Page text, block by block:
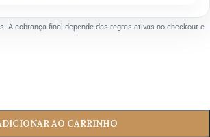
A cobrança final depende das regras ativas no checkout e
AO CARRINHO